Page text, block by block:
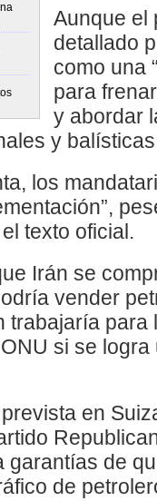
Aunque el
detallado
como una
para
y abordar
y
los
texto oficial.
Irán se
vender
trabajaría
si se
en
garantías de
de